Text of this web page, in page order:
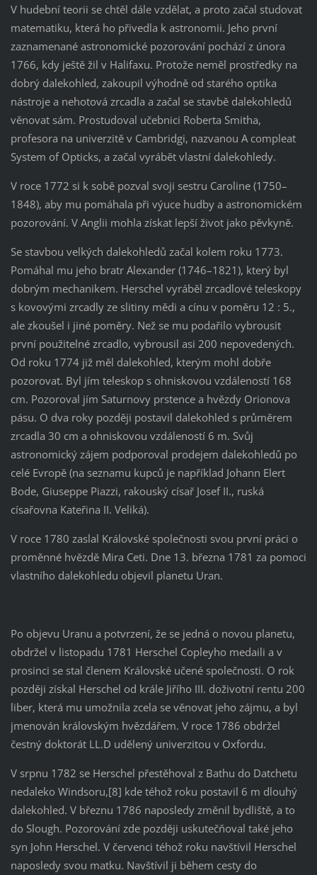
V hudební teorii se chtěl dále vzdělat, a proto začal studovat
matematiku, která ho přivedla k astronomii. Jeho první
zaznamenané astronomické pozorování pochází z února
1766, kdy ještě žil v Halifaxu. Protože neměl prostředky na
dobrý dalekohled, zakoupil výhodně od starého optika
nástroje a nehotová zrcadla a začal se stavbě dalekohledů
věnovat sám. Prostudoval učebnici Roberta Smitha,
profesora na univerzitě v Cambridgi, nazvanou A compleat
System of Opticks, a začal vyrábět vlastní dalekohledy.
V roce 1772 si k sobě pozval svoji sestru Caroline (1750–
1848), aby mu pomáhala při výuce hudby a astronomickém
pozorování. V Anglii mohla získat lepší život jako pěvkyně.
Se stavbou velkých dalekohledů začal kolem roku 1773.
Pomáhal mu jeho bratr Alexander (1746–1821), který byl
dobrým mechanikem. Herschel vyráběl zrcadlové teleskopy
s kovovými zrcadly ze slitiny mědi a cínu v poměru 12 : 5.,
ale zkoušel i jiné poměry. Než se mu podařilo vybrousit
první použitelné zrcadlo, vybrousil asi 200 nepovedených.
Od roku 1774 již měl dalekohled, kterým mohl dobře
pozorovat. Byl jím teleskop s ohniskovou vzdáleností 168
cm. Pozoroval jím Saturnovy prstence a hvězdy Orionova
pásu. O dva roky později postavil dalekohled s průměrem
zrcadla 30 cm a ohniskovou vzdáleností 6 m. Svůj
astronomický zájem podporoval prodejem dalekohledů po
celé Evropě (na seznamu kupců je například Johann Elert
Bode, Giuseppe Piazzi, rakouský císař Josef II., ruská
císařovna Kateřina II. Veliká).
V roce 1780 zaslal Královské společnosti svou první práci o
proměnné hvězdě Mira Ceti. Dne 13. března 1781 za pomoci
vlastního dalekohledu objevil planetu Uran.
Po objevu Uranu a potvrzení, že se jedná o novou planetu,
obdržel v listopadu 1781 Herschel Copleyho medaili a v
prosinci se stal členem Královské učené společnosti. O rok
později získal Herschel od krále Jiřího III. doživotní rentu 200
liber, která mu umožnila zcela se věnovat jeho zájmu, a byl
jmenován královským hvězdářem. V roce 1786 obdržel
čestný doktorát LL.D udělený univerzitou v Oxfordu.
V srpnu 1782 se Herschel přestěhoval z Bathu do Datchetu
nedaleko Windsoru,[8] kde téhož roku postavil 6 m dlouhý
dalekohled. V březnu 1786 naposledy změnil bydliště, a to
do Slough. Pozorování zde později uskutečňoval také jeho
syn John Herschel. V červenci téhož roku navštívil Herschel
naposledy svou matku. Navštívil ji během cesty do